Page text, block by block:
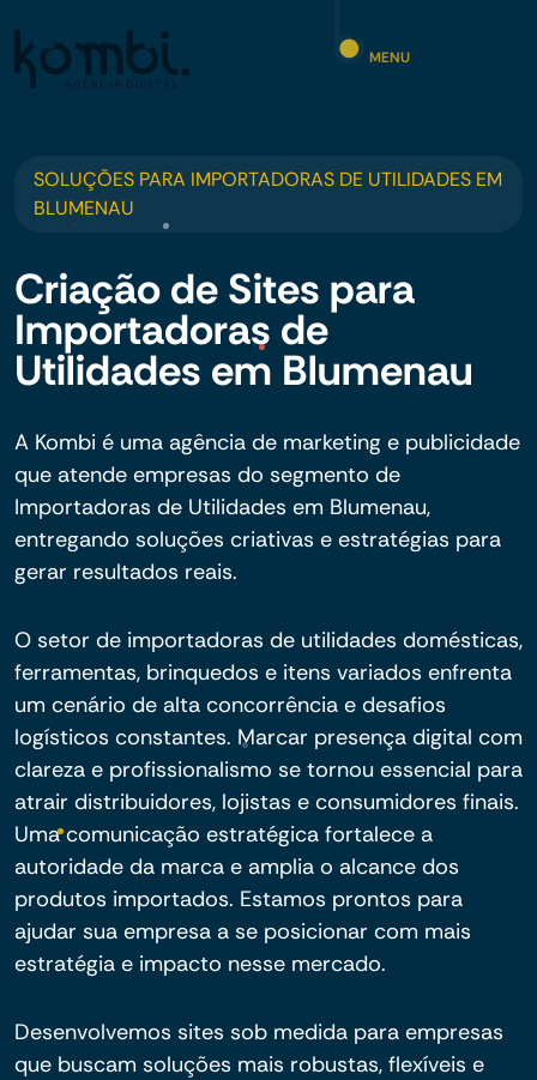
MENU
SOLUÇÕES PARA IMPORTADORAS DE UTILIDADES EM
BLUMENAU
Criação de Sites para
Importadoras de
Utilidades em Blumenau
A Kombi é uma agência de marketing e publicidade
que atende empresas do segmento de
Importadoras de Utilidades em Blumenau,
entregando soluções criativas e estratégias para
gerar resultados reais.
O setor de importadoras de utilidades domésticas,
ferramentas, brinquedos e itens variados enfrenta
um cenário de alta concorrência e desafios
logísticos constantes. Marcar presença digital com
clareza e profissionalismo se tornou essencial para
atrair distribuidores, lojistas e consumidores finais.
Uma comunicação estratégica fortalece a
autoridade da marca e amplia o alcance dos
produtos importados. Estamos prontos para
ajudar sua empresa a se posicionar com mais
estratégia e impacto nesse mercado.
Desenvolvemos sites sob medida para empresas
que buscam soluções mais robustas, flexíveis e